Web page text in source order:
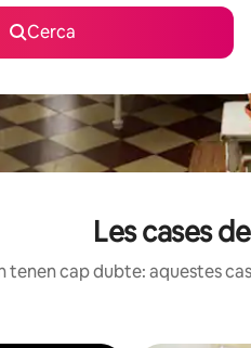
Cerca
Les cases
tenen cap dubte: aquestes